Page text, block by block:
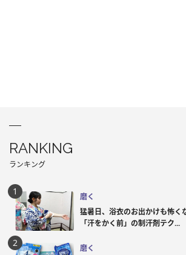
RANKING
ランキング
磨く
猛暑日、浴衣のお出かけも怖
「汗をかく前」の制汗剤テク...
磨く